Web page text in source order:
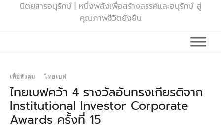
นิตยสารอนุรักษ์ | หนึ่งพลังเพื่อสร้างสรรค์และอนุรักษ์ สู่
คุณภาพชีวิตยั่งยืน
เพื่อสังคม ไทยเบฟ
ไทยเบฟคว้า 4 รางวัลอันทรงเกียรติจาก
Institutional Investor Corporate
Awards ครั้งที่ 15